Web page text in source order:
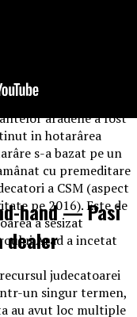
acelasi
pozitiei
dispozitiilor legale
si a dispus
Arad.
aradene a fost
in hotarârea
s-a bazat pe un
cu premeditare
a CSM (aspect
pe 2016). Este de
a sesizat
Arad a incetat
judecatoarei
un singur termen,
au avut loc multiple
hand — Pasi
dealer